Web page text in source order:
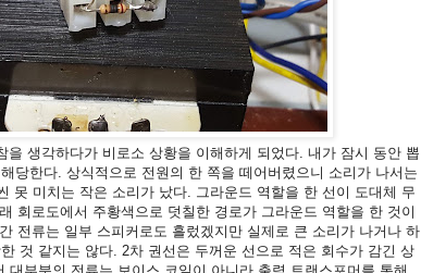
을 생각하다가 비로소 상황을 이해하게 되었다. 내가 잠시 동안 뽑
당한다. 상식적으로 전원의 한 쪽을 떼어버렸으니 소리가 나서는
못 미치는 작은 소리가 났다. 그라운드 역할을 한 선이 도대체 무
회로도에서 주황색으로 덧칠한 경로가 그라운드 역할을 한 것이
전류는 일부 스피커로도 흘렀겠지만 실제로 큰 소리가 나거나 하
것 같지는 않다. 2차 권선은 두꺼운 선으로 적은 회수가 감긴 상